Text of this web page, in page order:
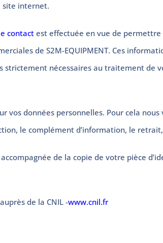
site internet.
contactest effectuée en vue de
de S2M-EQUIPMENT. Ces
strictement nécessaires au traitement
vos données personnelles. Pour cela
le complément d’information, le
de la copie de votre pièce
de la CNIL -www.cnil.fr